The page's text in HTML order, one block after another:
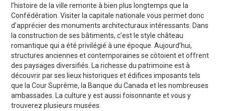
l’histoire de la ville remonte à bien plus longtemps que la
Confédération. Visiter la capitale nationale vous permet donc
d’apprécier des monuments architecturaux intéressants. Dans
la construction de ses bâtiments, c’est le style château
romantique qui a été privilégié à une époque. Aujourd’hui,
structures anciennes et contemporaines se côtoient et offrent
des paysages diversifiés. La richesse du patrimoine est à
découvrir par ses lieux historiques et édifices imposants tels
que la Cour Suprême, la Banque du Canada et les nombreuses
ambassades. La culture y est aussi foisonnante et vous y
trouverez plusieurs musées.